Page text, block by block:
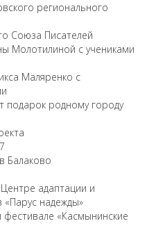
регионального
Союза Писателей
Молотилиной с учениками
Маляренко с
подарок родному городу
Балаково
адаптации и
«Парус надежды»
фестивале «Касмынинские